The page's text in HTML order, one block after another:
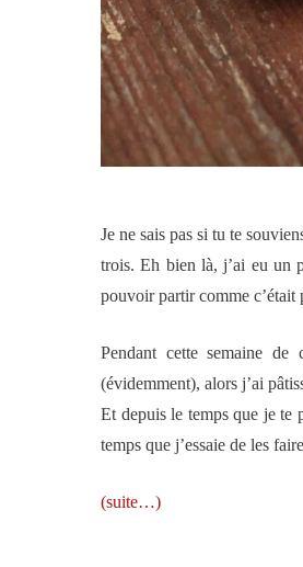
Je ne sais pas si tu te
trois. Eh bien là, j’ai eu un
pouvoir partir comme c’était
Pendant cette semaine
(évidemment), alors j’ai
Et depuis le temps que je te
temps que j’essaie de les
(suite…)